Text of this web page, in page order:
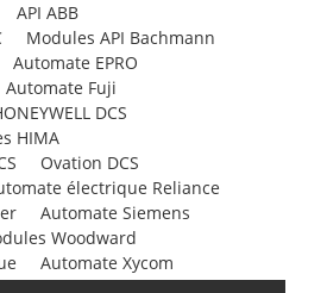
API ABB
Modules API Bachmann
Automate EPRO
Automate Fuji
DCS
HIMA
Ovation DCS
électrique Reliance
Automate Siemens
Woodward
Automate Xycom